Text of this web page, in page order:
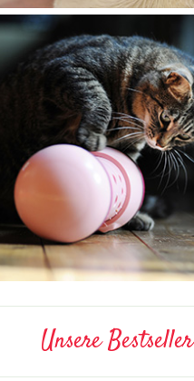
Unsere Bestseller